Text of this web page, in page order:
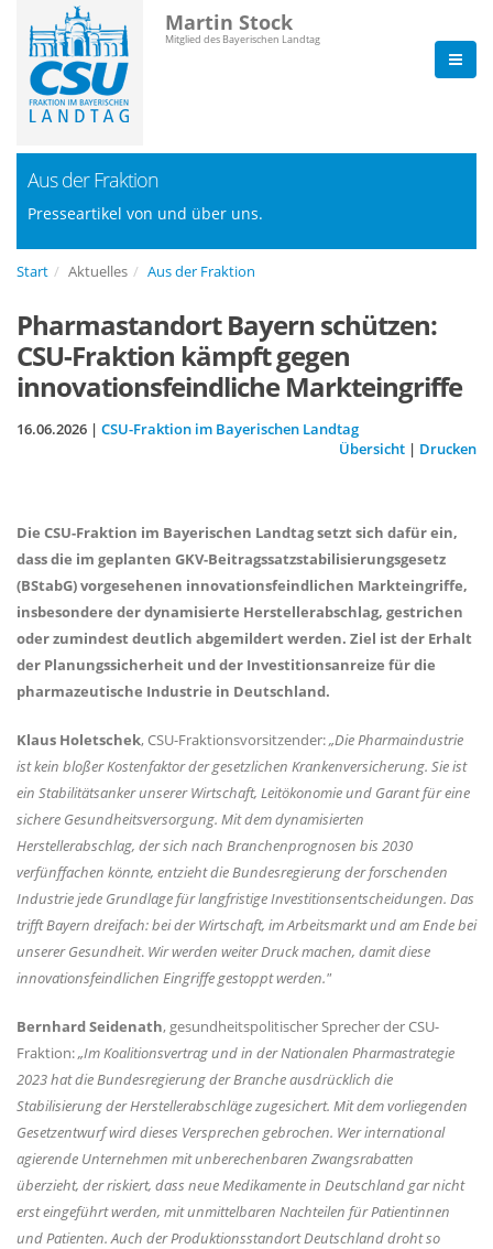
Martin Stock
Mitglied des Bayerischen Landtag
Aus der Fraktion
Presseartikel von und über uns.
Start Aktuelles Aus der Fraktion
Pharmastandort Bayern schützen:
CSU-Fraktion kämpft gegen
innovationsfeindliche Markteingriffe
16.06.2026 | CSU-Fraktion im Bayerischen Landtag
Übersicht | Drucken
Die CSU-Fraktion im Bayerischen Landtag setzt sich dafür ein,
dass die im geplanten GKV-Beitragssatzstabilisierungsgesetz
(BStabG) vorgesehenen innovationsfeindlichen Markteingriffe,
insbesondere der dynamisierte Herstellerabschlag, gestrichen
oder zumindest deutlich abgemildert werden. Ziel ist der Erhalt
der Planungssicherheit und der Investitionsanreize für die
pharmazeutische Industrie in Deutschland.
Klaus Holetschek, CSU-Fraktionsvorsitzender:Die Pharmaindustrie
ist kein bloßer Kostenfaktor der gesetzlichen Krankenversicherung. Sie ist
ein Stabilitätsanker unserer Wirtschaft, Leitökonomie und Garant für eine
sichere Gesundheitsversorgung. Mit dem dynamisierten
Herstellerabschlag, der sich nach Branchenprognosen bis 2030
verfünffachen könnte, entzieht die Bundesregierung der forschenden
Industrie jede Grundlage für langfristige Investitionsentscheidungen. Das
trifft Bayern dreifach: bei der Wirtschaft, im Arbeitsmarkt und am Ende bei
unserer Gesundheit. Wir werden weiter Druck machen, damit diese
innovationsfeindlichen Eingriffe gestoppt werden."
Bernhard Seidenath, gesundheitspolitischer Sprecher der CSU-
Fraktion:Im Koalitionsvertrag und in der Nationalen Pharmastrategie
2023 hat die Bundesregierung der Branche ausdrücklich die
Stabilisierung der Herstellerabschläge zugesichert. Mit dem vorliegenden
Gesetzentwurf wird dieses Versprechen gebrochen. Wer international
agierende Unternehmen mit unberechenbaren Zwangsrabatten
überzieht, der riskiert, dass neue Medikamente in Deutschland gar nicht
erst eingeführt werden, mit unmittelbaren Nachteilen für Patientinnen
und Patienten. Auch der Produktionsstandort Deutschland droht so